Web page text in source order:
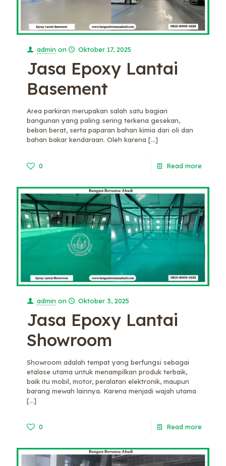
admin on Oktober 17, 2025
Jasa Epoxy Lantai
Basement
Area parkiran merupakan salah satu bagian
bangunan yang paling sering terkena gesekan,
beban berat, serta paparan bahan kimia dari oli dan
bahan bakar kendaraan. Oleh karena […]
0 Read more
admin on Oktober 3, 2025
Jasa Epoxy Lantai
Showroom
Showroom adalah tempat yang berfungsi sebagai
etalase utama untuk menampilkan produk terbaik,
baik itu mobil, motor, peralatan elektronik, maupun
barang mewah lainnya. Karena menjadi wajah utama
[…]
0 Read more